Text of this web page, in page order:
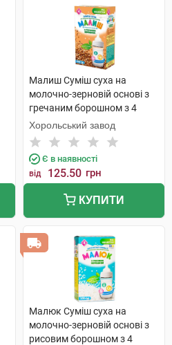
Малиш Суміш суха на
молочно-зерновій основі з
гречаним борошном з 4
місяців 350 г 1 коробка
Хорольський завод
Є в наявності
від 125.50 грн
КУПИТИ
Малюк Суміш суха на
молочно-зерновій основі з
рисовим борошном з 4